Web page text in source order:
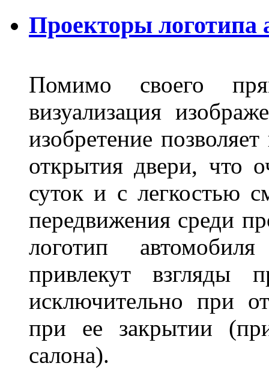
Проекторы логотипа
Помимо своего
визуализация
изобретение
открытия двери, что
суток и с легкостью
передвижения среди
логотип
привлекут взгляды
исключительно при
при ее закрытии
салона).